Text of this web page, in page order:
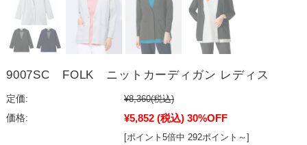
9007SC FOLK ニットカーディガン レディス
定価: ¥8,360(税込)
価格:
¥5,852 (税込) 30%OFF
[ポイント5倍中 292ポイント～]